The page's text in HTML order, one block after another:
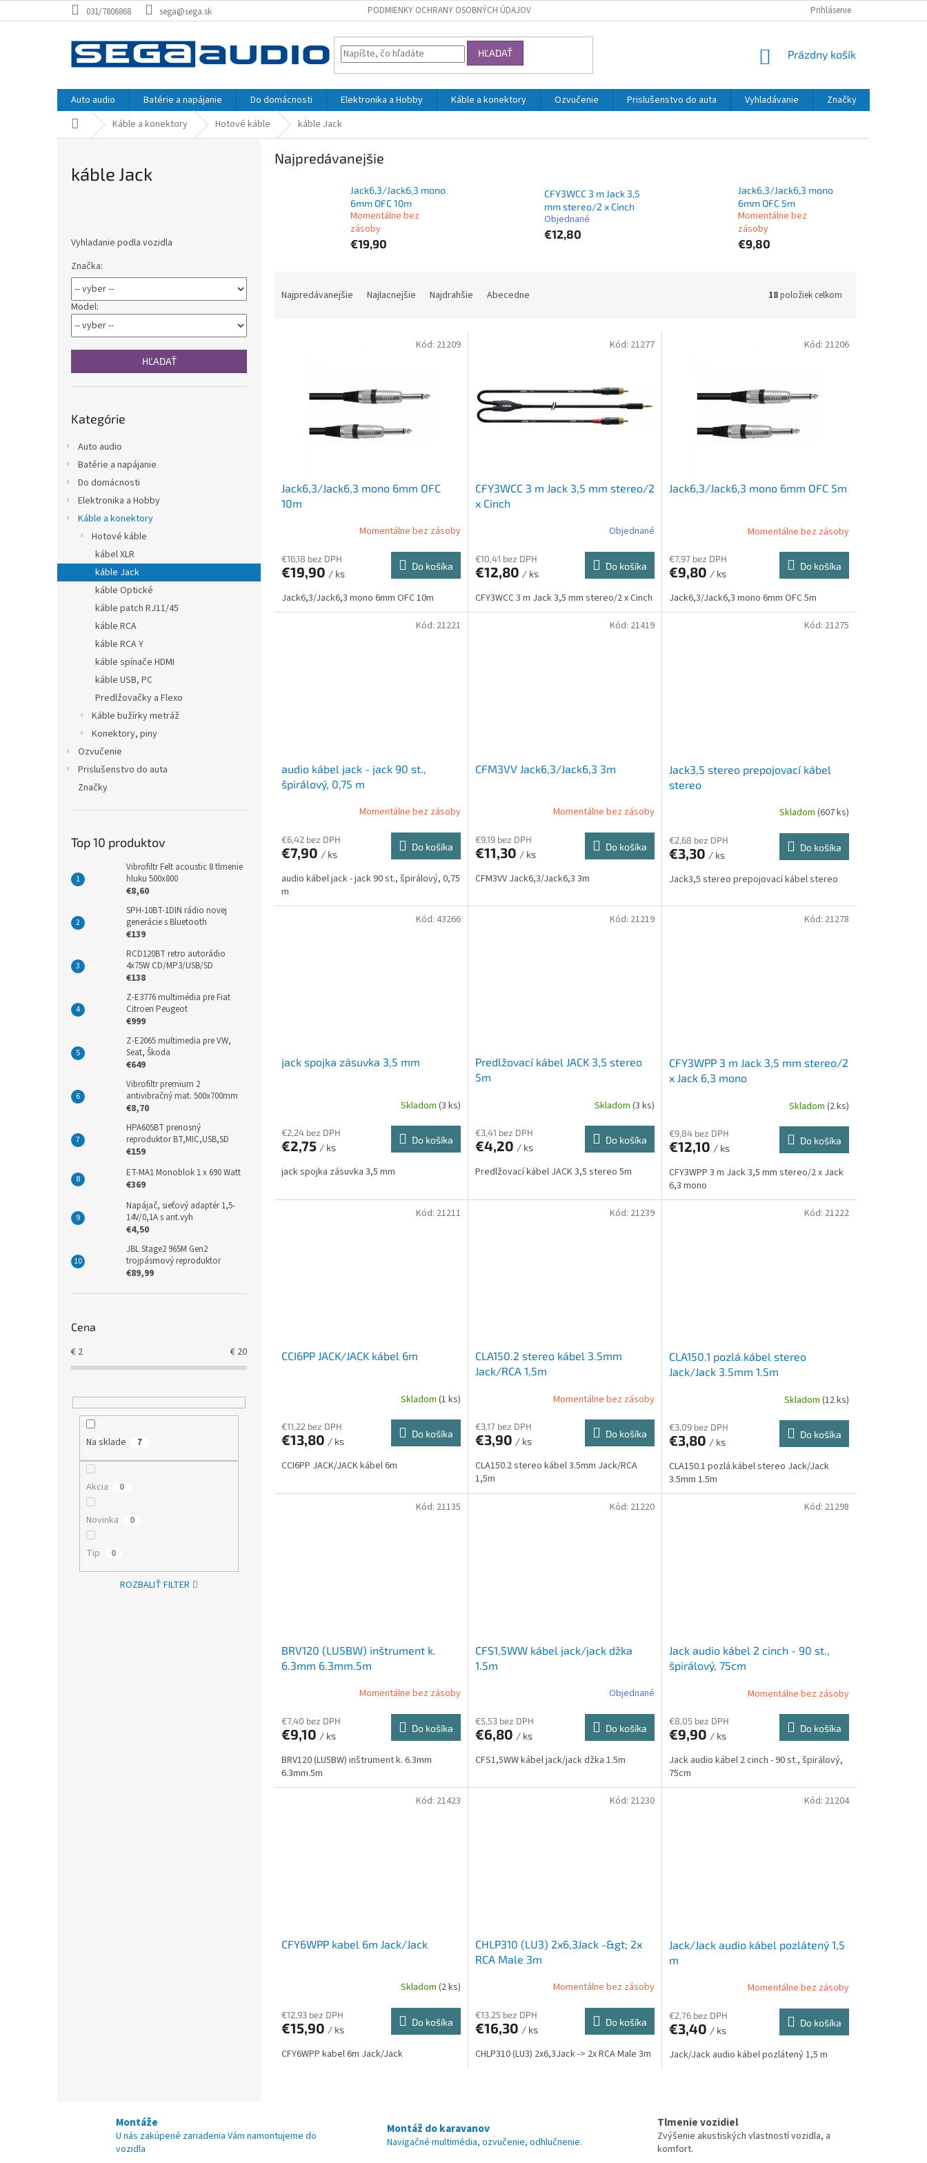
na
031/7806868 sega@sega.sk PODMIENKY OCHRANY OSOBNÝCH ÚDAJOV Prihlásenie
HĽADAŤ
NÁKUPNÝ
Prázdny košík
Auto audio Batérie a napájanie Do domácnosti Elektronika a Hobby Káble a konektory Ozvučenie Prislušenstvo do auta Vyhladávanie
Značky
DomovKáble a konektory Hotové káble káble Jack
káble Jack
Vyhladanie podla vozidla
Značka:
Model:
HĽADAŤ
kategórie
Kategórie
Auto audio
Batérie a napájanie
Do domácnosti
Elektronika a Hobby
Káble a konektory
Hotové káble
kábel XLR
káble Jack
káble Optické
káble patch RJ11/45
káble RCA
káble RCA Y
káble spínače HDMI
káble USB, PC
Predlžovačky a Flexo
Káble bužírky metráž
Konektory, piny
Ozvučenie
Prislušenstvo do auta
Značky
Top 10 produktov
Vibrofiltr Felt acoustic 8 tlmenie
hluku 500x800
€8,60
SPH-10BT-1DIN rádio novej
generácie s Bluetooth
€139
RCD120BT retro autorádio
4x75W CD/MP3/USB/SD
€138
Z-E3776 multimédia pre Fiat
Citroen Peugeot
€999
Z-E2065 multimedia pre VW,
Seat, Škoda
€649
Vibrofiltr premium 2
antivibračný mat. 500x700mm
€8,70
HPA605BT prenosný
reproduktor BT,MIC,USB,SD
€159
ET-MA1 Monoblok 1 x 690 Watt
€369
Napájač, sieťový adaptér 1,5-
14V/0,1A s ant.vyh
€4,50
JBL Stage2 965M Gen2
trojpásmový reproduktor
€89,99
Cena
€ 2 € 20
Na sklade 7
Akcia 0
Novinka 0
Tip 0
ROZBALIŤ FILTER
Najpredávanejšie
Jack6,3/Jack6,3 mono
6mm OFC 10m
Momentálne bez
zásoby
€19,90
CFY3WCC 3 m Jack 3,5
mm stereo/2 x Cinch
Objednané
€12,80
Jack6,3/Jack6,3 mono
6mm OFC 5m
Momentálne bez
zásoby
€9,80
Najpredávanejšie Najlacnejšie Najdrahšie Abecedne 18položiek celkom
Jack6,3/Jack6,3 mono 6mm OFC
10m
Momentálne bez zásoby
€16,18 bez DPH
€19,90 / ks
Do košíka
Jack6,3/Jack6,3 mono 6mm OFC 10m
Kód: 21209
CFY3WCC 3 m Jack 3,5 mm stereo/2
x Cinch
Objednané
€10,41 bez DPH
€12,80 / ks
Do košíka
CFY3WCC 3 m Jack 3,5 mm stereo/2 x Cinch
Kód: 21277
Jack6,3/Jack6,3 mono 6mm OFC 5m
Momentálne bez zásoby
€7,97 bez DPH
€9,80 / ks
Do košíka
Jack6,3/Jack6,3 mono 6mm OFC 5m
Kód: 21206
audio kábel jack - jack 90 st.,
špirálový, 0,75 m
Momentálne bez zásoby
€6,42 bez DPH
€7,90 / ks
Do košíka
audio kábel jack - jack 90 st., špirálový, 0,75
m
Kód: 21221
CFM3VV Jack6,3/Jack6,3 3m
Momentálne bez zásoby
€9,19 bez DPH
€11,30 / ks
Do košíka
CFM3VV Jack6,3/Jack6,3 3m
Kód: 21419
Jack3,5 stereo prepojovací kábel
stereo
Skladom (607 ks)
€2,68 bez DPH
€3,30 / ks
Do košíka
Jack3,5 stereo prepojovací kábel stereo
Kód: 21275
jack spojka zásuvka 3,5 mm
Skladom (3 ks)
€2,24 bez DPH
€2,75 / ks
Do košíka
jack spojka zásuvka 3,5 mm
Kód: 43266
Predlžovací kábel JACK 3,5 stereo
5m
Skladom (3 ks)
€3,41 bez DPH
€4,20 / ks
Do košíka
Predlžovací kábel JACK 3,5 stereo 5m
Kód: 21219
CFY3WPP 3 m Jack 3,5 mm stereo/2
x Jack 6,3 mono
Skladom (2 ks)
€9,84 bez DPH
€12,10 / ks
Do košíka
CFY3WPP 3 m Jack 3,5 mm stereo/2 x Jack
6,3 mono
Kód: 21278
CCI6PP JACK/JACK kábel 6m
Skladom (1 ks)
€11,22 bez DPH
€13,80 / ks
Do košíka
CCI6PP JACK/JACK kábel 6m
Kód: 21211
CLA150.2 stereo kábel 3.5mm
Jack/RCA 1,5m
Momentálne bez zásoby
€3,17 bez DPH
€3,90 / ks
Do košíka
CLA150.2 stereo kábel 3.5mm Jack/RCA
1,5m
Kód: 21239
CLA150.1 pozlá.kábel stereo
Jack/Jack 3.5mm 1.5m
Skladom (12 ks)
€3,09 bez DPH
€3,80 / ks
Do košíka
CLA150.1 pozlá.kábel stereo Jack/Jack
3.5mm 1.5m
Kód: 21222
BRV120 (LU5BW) inštrument k.
6.3mm 6.3mm.5m
Momentálne bez zásoby
€7,40 bez DPH
€9,10 / ks
Do košíka
BRV120 (LU5BW) inštrument k. 6.3mm
6.3mm.5m
Kód: 21135
CFS1,5WW kábel jack/jack džka
1.5m
Objednané
€5,53 bez DPH
€6,80 / ks
Do košíka
CFS1,5WW kábel jack/jack džka 1.5m
Kód: 21220
Jack audio kábel 2 cinch - 90 st.,
špirálový, 75cm
Momentálne bez zásoby
€8,05 bez DPH
€9,90 / ks
Do košíka
Jack audio kábel 2 cinch - 90 st., špirálový,
75cm
Kód: 21298
CFY6WPP kabel 6m Jack/Jack
Skladom (2 ks)
€12,93 bez DPH
€15,90 / ks
Do košíka
CFY6WPP kabel 6m Jack/Jack
Kód: 21423
CHLP310 (LU3) 2x6,3Jack -&gt; 2x
RCA Male 3m
Momentálne bez zásoby
€13,25 bez DPH
€16,30 / ks
Do košíka
CHLP310 (LU3) 2x6,3Jack -> 2x RCA Male 3m
Kód: 21230
Jack/Jack audio kábel pozlátený 1,5
m
Momentálne bez zásoby
€2,76 bez DPH
€3,40 / ks
Do košíka
Jack/Jack audio kábel pozlátený 1,5 m
Kód: 21204
d
Montáže
U nás zakúpené zariadenia Vám namontujeme do
vozidla
Montáž do karavanov
Navigačné multimédia, ozvučenie, odhlučnenie.
Tlmenie vozidiel
Zvýšenie akustiských vlastností vozidla, a
komfort.